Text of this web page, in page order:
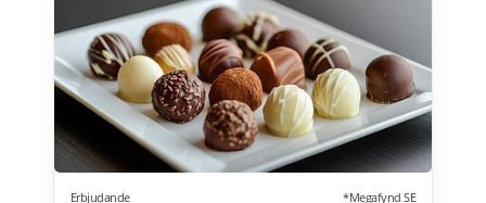
Erbjudande *Megafynd SE